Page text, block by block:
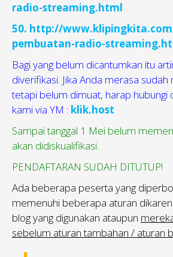
radio-streaming.html
50. http://
pembuatan-radio-
Bagi yang belum dicantumkan itu
diverifikasi. Jika Anda merasa
tetapi belum dimuat, harap hubungi
kami via YM : klik.host
Sampai tanggal 1 Mei belum
akan didiskualifikasi.
PENDAFTARAN SUDAH DITUTUP!
Ada beberapa peserta yang
memenuhi beberapa aturan
blog yang digunakan ataupun
sebelum aturan tambahan / aturan